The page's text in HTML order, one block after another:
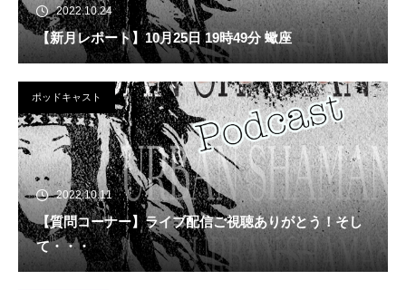
2022.10.24
【新月レポート】10月25日 19時49分 蠍座
ポッドキャスト
2022.10.11
【質問コーナー】ライブ配信ご視聴ありがとう！そし
て・・・